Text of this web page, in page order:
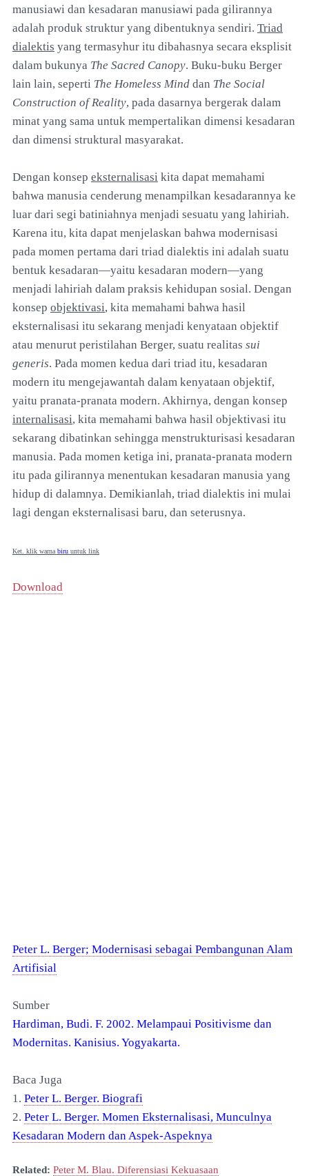
manusiawi dan kesadaran manusiawi pada gilirannya
adalah produk struktur yang dibentuknya sendiri. Triad
dialektis yang termasyhur itu dibahasnya secara eksplisit
dalam bukunya The Sacred Canopy. Buku-buku Berger
lain lain, seperti The Homeless Mind dan The Social
Construction of Reality, pada dasarnya bergerak dalam
minat yang sama untuk mempertalikan dimensi kesadaran
dan dimensi struktural masyarakat.
Dengan konsep eksternalisasi kita dapat memahami
bahwa manusia cenderung menampilkan kesadarannya ke
luar dari segi batiniahnya menjadi sesuatu yang lahiriah.
Karena itu, kita dapat menjelaskan bahwa modernisasi
pada momen pertama dari triad dialektis ini adalah suatu
bentuk kesadaran—yaitu kesadaran modern—yang
menjadi lahiriah dalam praksis kehidupan sosial. Dengan
konsep objektivasi, kita memahami bahwa hasil
eksternalisasi itu sekarang menjadi kenyataan objektif
atau menurut peristilahan Berger, suatu realitas sui
generis. Pada momen kedua dari triad itu, kesadaran
modern itu mengejawantah dalam kenyataan objektif,
yaitu pranata-pranata modern. Akhirnya, dengan konsep
internalisasi, kita memahami bahwa hasil objektivasi itu
sekarang dibatinkan sehingga menstrukturisasi kesadaran
manusia. Pada momen ketiga ini, pranata-pranata modern
itu pada gilirannya menentukan kesadaran manusia yang
hidup di dalamnya. Demikianlah, triad dialektis ini mulai
lagi dengan eksternalisasi baru, dan seterusnya.
Ket. klik warna biru untuk link
Download
Peter L. Berger; Modernisasi sebagai Pembangunan Alam
Artifisial
Sumber
Hardiman, Budi. F. 2002. Melampaui Positivisme dan
Modernitas. Kanisius. Yogyakarta.
Baca Juga
1. Peter L. Berger. Biografi
2. Peter L. Berger. Momen Eksternalisasi, Munculnya
Kesadaran Modern dan Aspek-Aspeknya
Related: Peter M. Blau. Diferensiasi Kekuasaan